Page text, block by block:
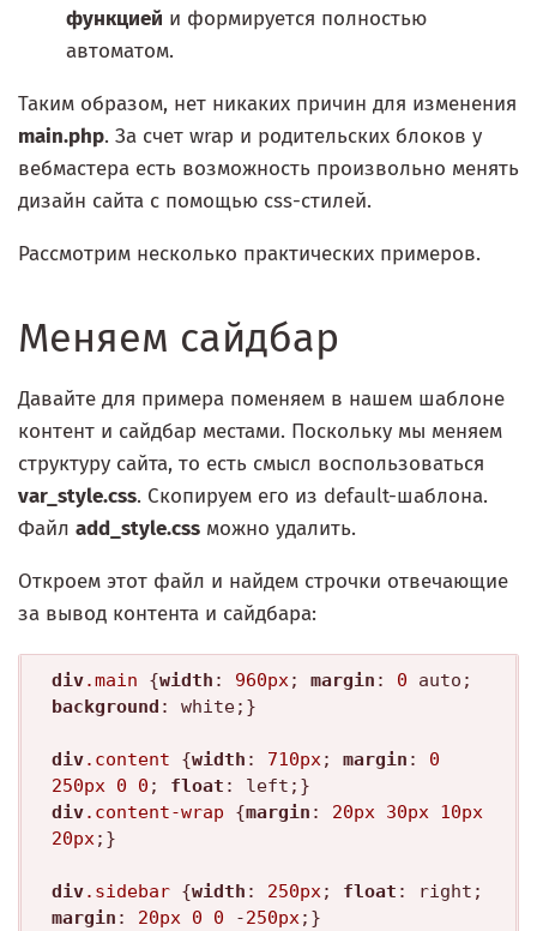
функцией и формируется полностью
автоматом.
Таким образом, нет никаких причин для изменения
main.php. За счет wrap и родительских блоков у
вебмастера есть возможность произвольно менять
дизайн сайта с помощью css-стилей.
Рассмотрим несколько практических примеров.
Меняем сайдбар
Давайте для примера поменяем в нашем шаблоне
контент и сайдбар местами. Поскольку мы меняем
структуру сайта, то есть смысл воспользоваться
var_style.css. Скопируем его из default-шаблона.
Файл add_style.css можно удалить.
Откроем этот файл и найдем строчки отвечающие
за вывод контента и сайдбара:
div.main {width : 960px; margin : 0
background : white;}
div.content {width : 710px; margin : 0
250px 0 0 ; float
div.content-wrap {margin : 20px 30px 10px
20px;}
div.sidebar {width : 250px; float
margin : 20px 0 0 -250px